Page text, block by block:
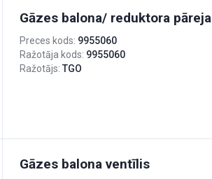
Gāzes balona/ reduktora pāreja
Preces kods: 9955060
Ražotāja kods: 9955060
Ražotājs: TGO
Gāzes balona ventīlis